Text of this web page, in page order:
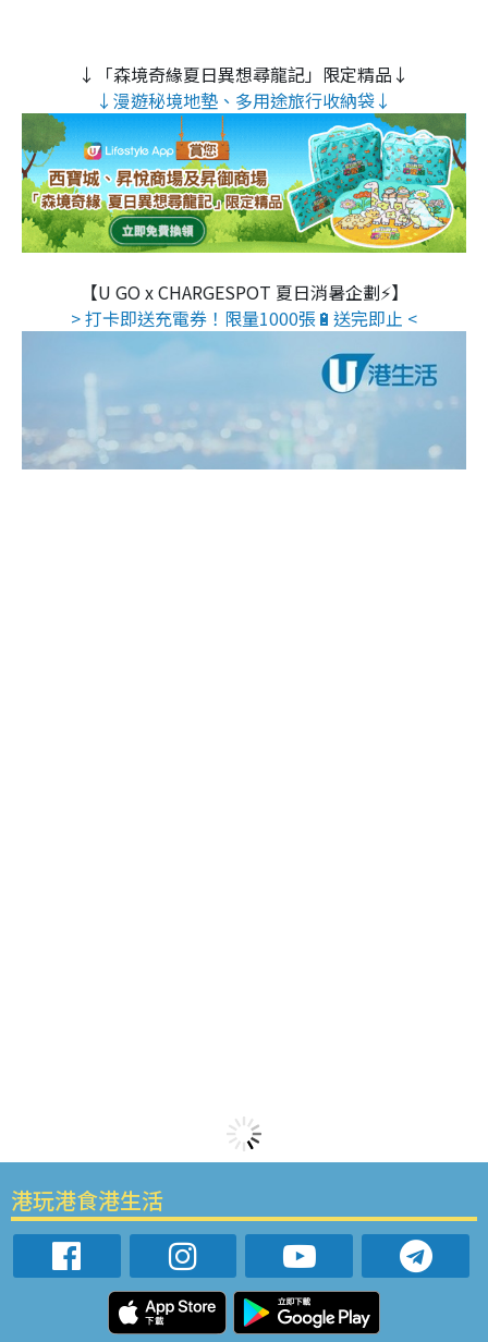
↓「森境奇緣夏日異想尋龍記」限定精品↓
↓漫遊秘境地墊、多用途旅行收納袋↓
【U GO x CHARGESPOT 夏日消暑企劃⚡】
> 打卡即送充電券！限量1000張🔋送完即止 <
港玩港食港生活